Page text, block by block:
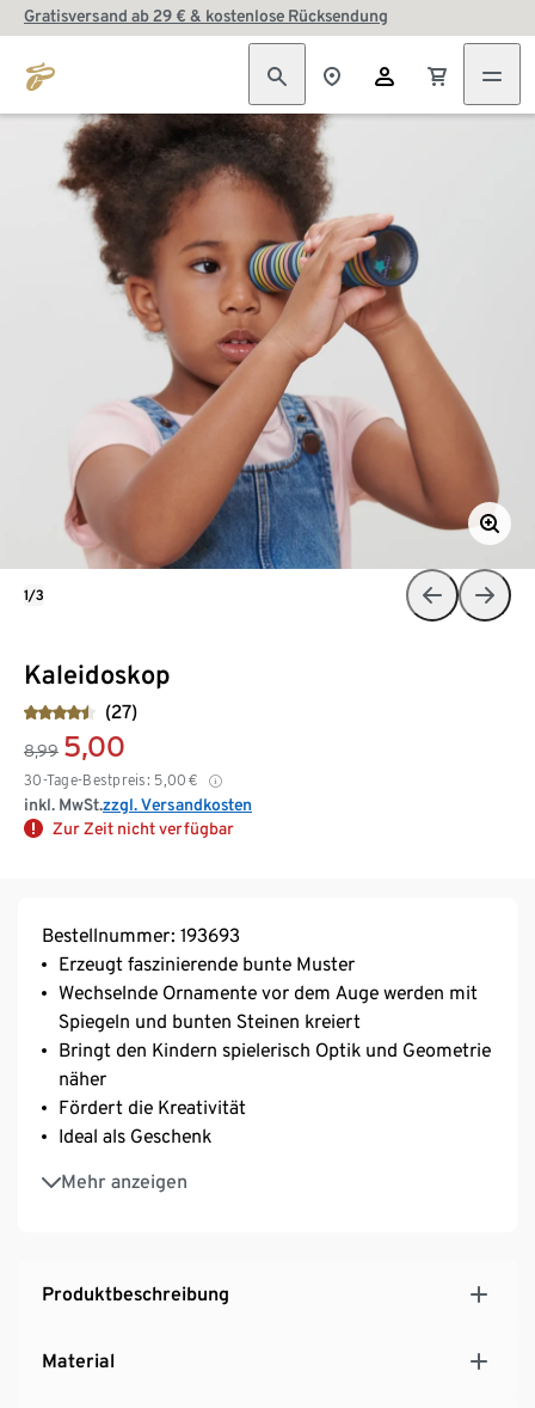
Gratisversand ab 29 € & kostenlose Rücksendung
Kaleidoskop
(27)
8,99 5,00
30-Tage-Bestpreis: 5,00 €
inkl. MwSt.zzgl. Versandkosten
Zur Zeit nicht verfügbar
1/3
Bestellnummer: 193693
Erzeugt faszinierende bunte Muster
Wechselnde Ornamente vor dem Auge werden mit
Spiegeln und bunten Steinen kreiert
Bringt den Kindern spielerisch Optik und Geometrie
näher
Fördert die Kreativität
Ideal als Geschenk
Mehr anzeigen
Geeignet für Kinder ab 3 Jahren
Produktbeschreibung
Material